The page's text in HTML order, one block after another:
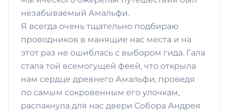
незабываемый Амальфи.
Я всегда очень тщательно подбираю
проводников в манящие нас места и на
этот раз не ошиблась с выбором гида. Гала
стала той всемогущей феей, что открыла
нам сердце древнего Амальфи, проведя
по самым сокровенным его улочкам,
распахнула для нас двери Собора Андрея